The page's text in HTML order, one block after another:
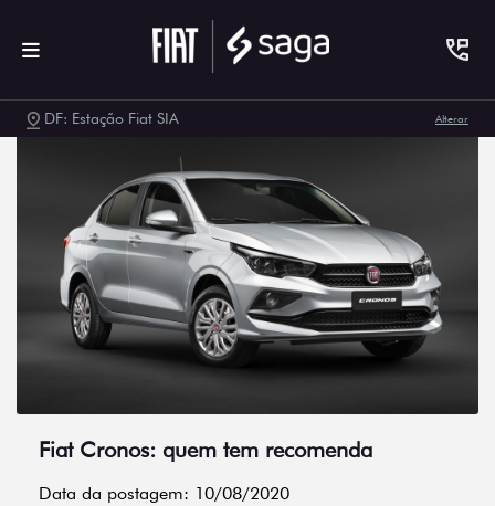
DF: Estação Fiat SIA Alterar
Fiat Cronos: quem tem recomenda
Data da postagem: 10/08/2020